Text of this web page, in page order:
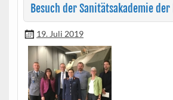
Besuch der Sanitätsakademie
19. Juli 2019